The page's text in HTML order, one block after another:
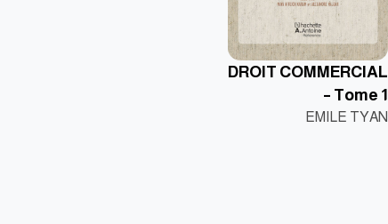
DROIT COMMERCIAL
– Tome 1
EMILE TYAN